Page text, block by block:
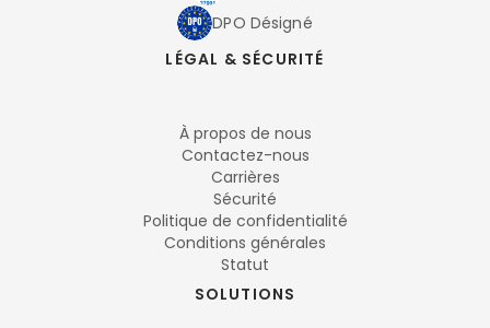
DPO Désigné
LÉGAL & SÉCURITÉ
À propos de nous
Contactez-nous
Carrières
Sécurité
Politique de confidentialité
Conditions générales
Statut
SOLUTIONS